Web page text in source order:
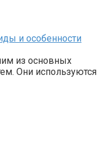
и особенности
из основных
Они используются